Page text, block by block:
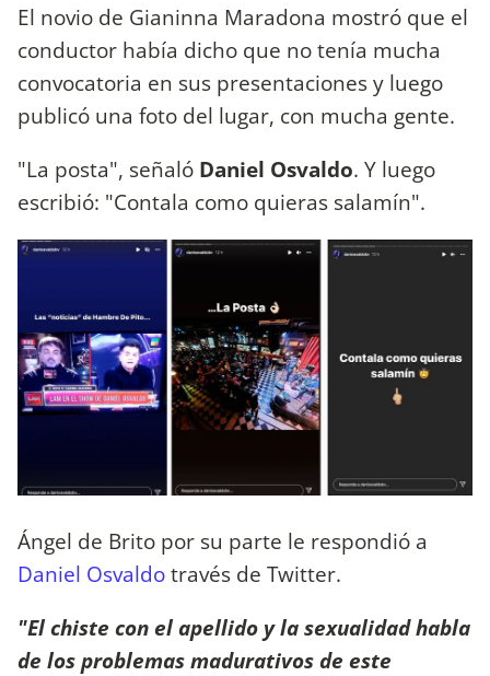
El novio de Gianinna Maradona mostró que el
conductor había dicho que no tenía mucha
convocatoria en sus presentaciones y luego
publicó una foto del lugar, con mucha gente.
"La posta", señaló Daniel Osvaldo. Y luego
escribió: "Contala como quieras salamín".
Ángel de Brito por su parte le respondió a
Daniel Osvaldotravés de Twitter.
"El chiste con el apellido y la sexualidad habla
de los problemas madurativos de este